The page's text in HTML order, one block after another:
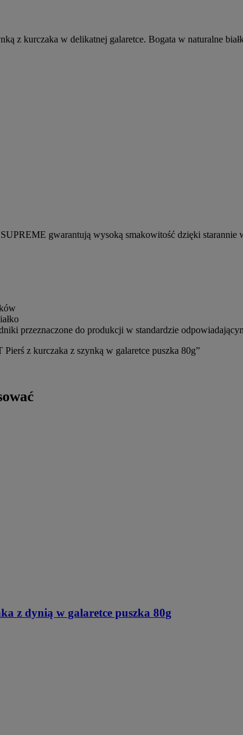
z kurczaka w delikatnej galaretce. Bogata w naturalne
gwarantują wysoką smakowitość dzięki starannie
przeznaczone do produkcji w standardzie
z kurczaka z szynką w galaretce puszka 80g”
z dynią w galaretce puszka 80g